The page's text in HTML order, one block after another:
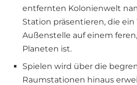
entfernten Kolonienwelt
Station präsentieren, die
Außenstelle auf einem
Planeten ist.
Spielen wird über die
Raumstationen hinaus